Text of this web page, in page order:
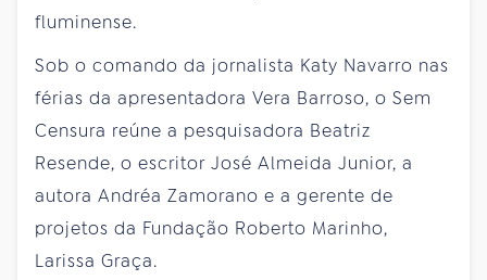
fluminense.
Sob o comando da jornalista Katy Navarro nas
férias da apresentadora Vera Barroso, o Sem
Censura reúne a pesquisadora Beatriz
Resende, o escritor José Almeida Junior, a
autora Andréa Zamorano e a gerente de
projetos da Fundação Roberto Marinho,
Larissa Graça.